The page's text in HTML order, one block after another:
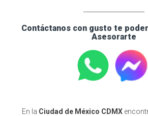
Contáctanos con gusto te
Asesorarte
En la Ciudad de México CDMX